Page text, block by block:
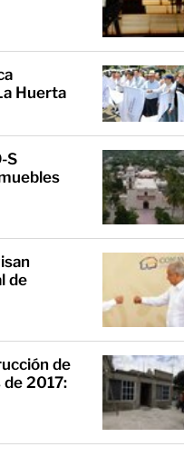
Huerta
S
de
de
de 2017: